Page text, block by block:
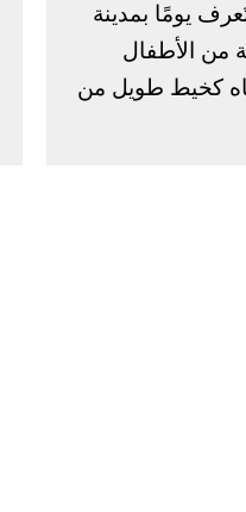
يومًا بمدينة
من الأطفال
كخيط طويل من